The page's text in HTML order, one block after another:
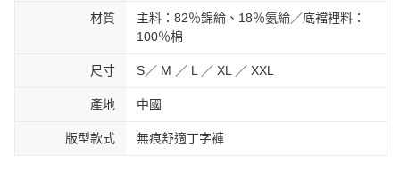
材質
主料：82％錦綸、18％氨綸／底襠裡料：
100％棉
尺寸 S／ M ／ L ／ XL ／ XXL
產地 中國
版型款式 無痕舒適丁字褲